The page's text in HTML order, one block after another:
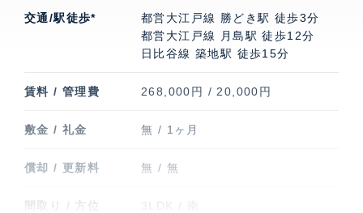
交通/駅徒歩*
都営大江戸線 勝どき駅 徒歩3分
都営大江戸線 月島駅 徒歩12分
日比谷線 築地駅 徒歩15分
賃料 / 管理費 268,000円 / 20,000円
敷金 / 礼金 無 / 1ヶ月
償却 / 更新料 無 / 無
間取り / 方位 3LDK / 南